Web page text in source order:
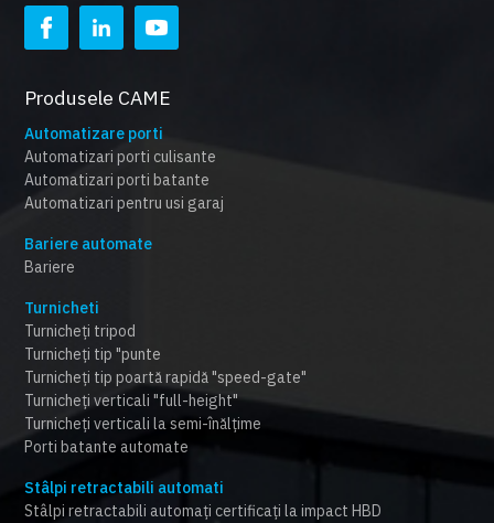
Produsele CAME
Automatizare porti
Automatizari porti culisante
Automatizari porti batante
Automatizari pentru usi garaj
Bariere automate
Bariere
Turnicheti
Turnicheți tripod
Turnicheți tip "punte
Turnicheți tip poartă rapidă "speed-gate"
Turnicheți verticali "full-height"
Turnicheți verticali la semi-înălțime
Porti batante automate
Stâlpi retractabili automati
Stâlpi retractabili automați certificați la impact HBD